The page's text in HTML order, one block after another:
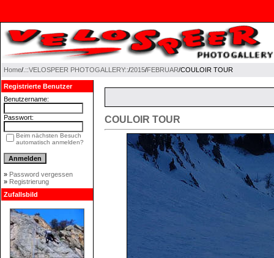
Home/ .::VELOSPEER PHOTOGALLERY::/2015/FEBRUAR/COULOIR TOUR
Registrierte Benutzer
Benutzername:
Passwort:
Beim nächsten Besuch
automatisch anmelden?
» Password vergessen
» Registrierung
Zufallsbild
COULOIR TOUR